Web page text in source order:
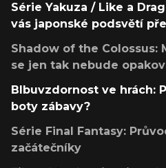
Série Yakuza / Like a
vás japonské podsvětí
Shadow of the Colossus:
se jen tak nebude
Blbuvzdornost ve hrách:
boty zábavy?
Série Final Fantasy:
začátečníky